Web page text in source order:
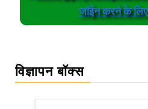
जॉईन करने के
विज्ञापन बॉक्स